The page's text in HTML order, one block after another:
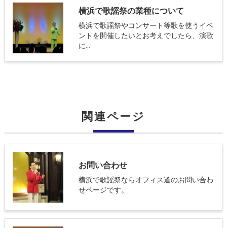
横浜で歌謡祭の業種について
横浜で歌謡祭やコンサート等歌を使うイベ
ントを開催したいとお考えでしたら、演歌
に…
関連ページ
お問い合わせ
横浜で歌謡祭ならオフィス道のお問い合わ
せページです。